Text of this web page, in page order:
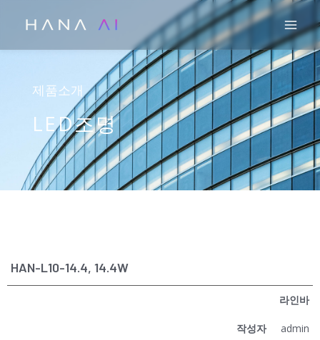
츠
제품소개
LED조명
HAN-L10-14.4, 14.4W
라인바
작성자 admin